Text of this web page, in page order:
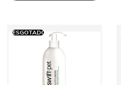
ESGOTADO